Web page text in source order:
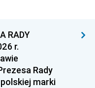
RADY
r.
Rady
marki